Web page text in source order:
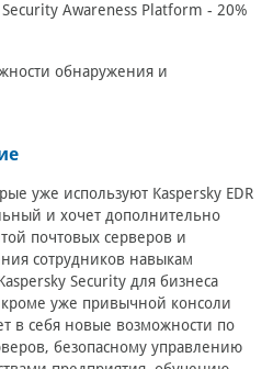
Awareness Platform - 20%
обнаружения и
уже используют Kaspersky EDR
и хочет дополнительно
почтовых серверов и
сотрудников навыкам
Security для бизнеса
уже привычной консоли
в себя новые возможности по
безопасному управлению